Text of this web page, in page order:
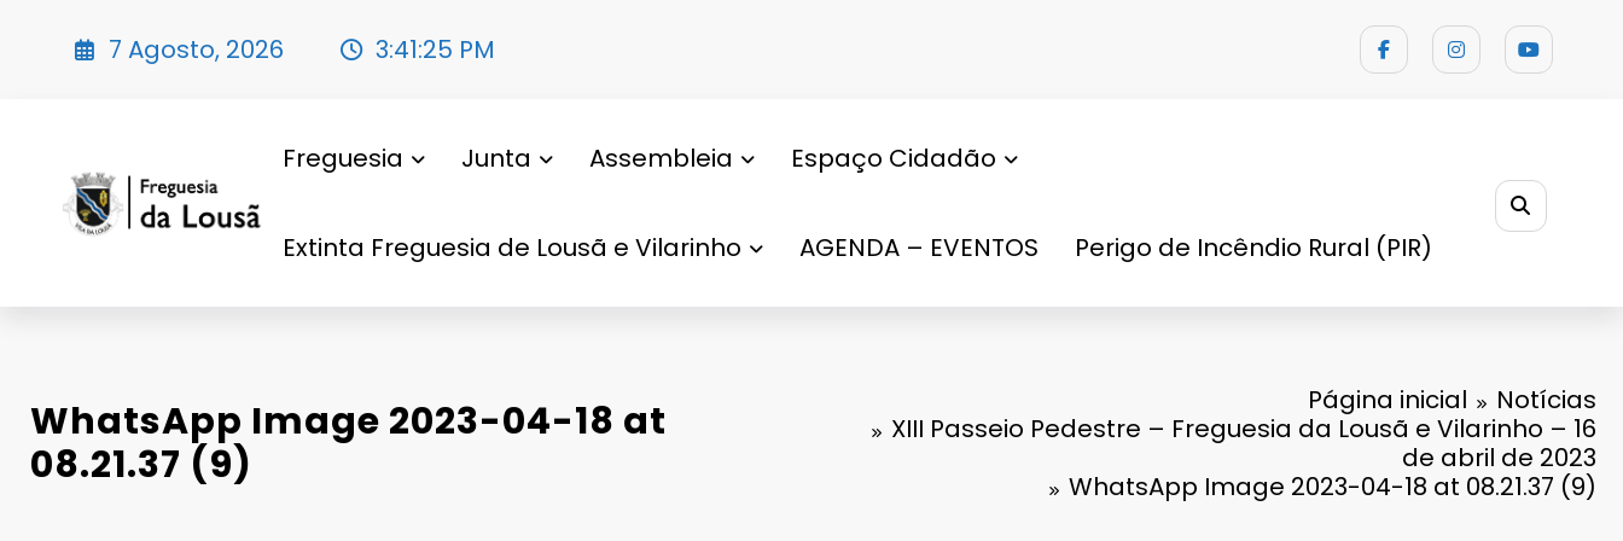
7 Agosto, 2026 3:41:26 PM
Freguesia Junta Assembleia Espaço Cidadão
Extinta Freguesia de Lousã e Vilarinho AGENDA – EVENTOS Perigo de Incêndio Rural (PIR)
WhatsApp Image 2023-04-18 at
08.21.37 (9)
Página inicial
Notícias
XIII Passeio Pedestre – Freguesia da Lousã e Vilarinho – 16
de abril de 2023
WhatsApp Image 2023-04-18 at 08.21.37 (9)